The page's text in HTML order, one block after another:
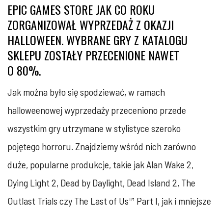
EPIC GAMES STORE JAK CO ROKU
ZORGANIZOWAŁ WYPRZEDAŻ Z OKAZJI
HALLOWEEN. WYBRANE GRY Z KATALOGU
SKLEPU ZOSTAŁY PRZECENIONE NAWET
O 80%.
Jak można było się spodziewać, w ramach
halloweenowej wyprzedaży przeceniono przede
wszystkim gry utrzymane w stylistyce szeroko
pojętego horroru. Znajdziemy wśród nich zarówno
duże, popularne produkcje, takie jak Alan Wake 2,
Dying Light 2, Dead by Daylight, Dead Island 2, The
Outlast Trials czy The Last of Us™ Part I, jak i mniejsze